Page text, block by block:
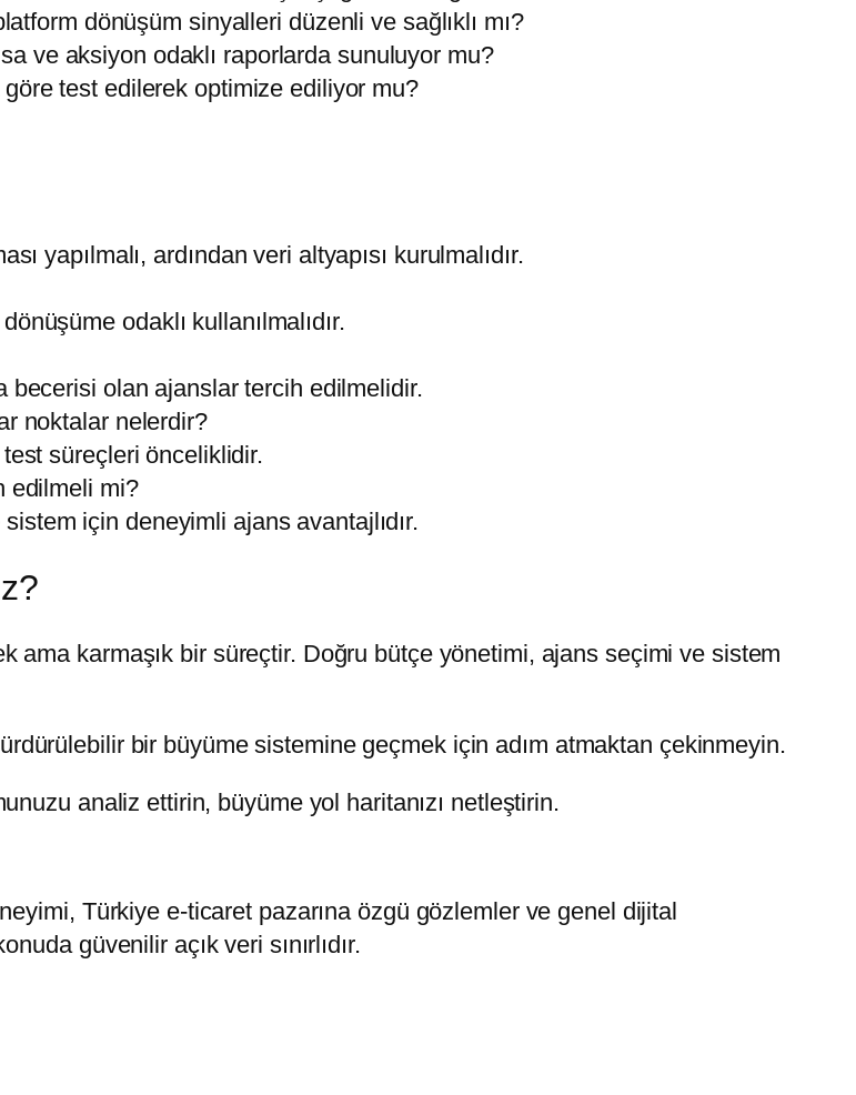
dönüşüm sinyalleri düzenli ve sağlıklı mı?
ve aksiyon odaklı raporlarda sunuluyor mu?
göre test edilerek optimize ediliyor mu?
yapılmalı, ardından veri altyapısı kurulmalıdır.
odaklı kullanılmalıdır.
becerisi olan ajanslar tercih edilmelidir.
noktalar nelerdir?
süreçleri önceliklidir.
edilmeli mi?
için deneyimli ajans avantajlıdır.
ama karmaşık bir süreçtir. Doğru bütçe yönetimi, ajans seçimi ve sistem
bir büyüme sistemine geçmek için adım atmaktan çekinmeyin.
analiz ettirin, büyüme yol haritanızı netleştirin.
Türkiye e-ticaret pazarına özgü gözlemler ve genel dijital
güvenilir açık veri sınırlıdır.